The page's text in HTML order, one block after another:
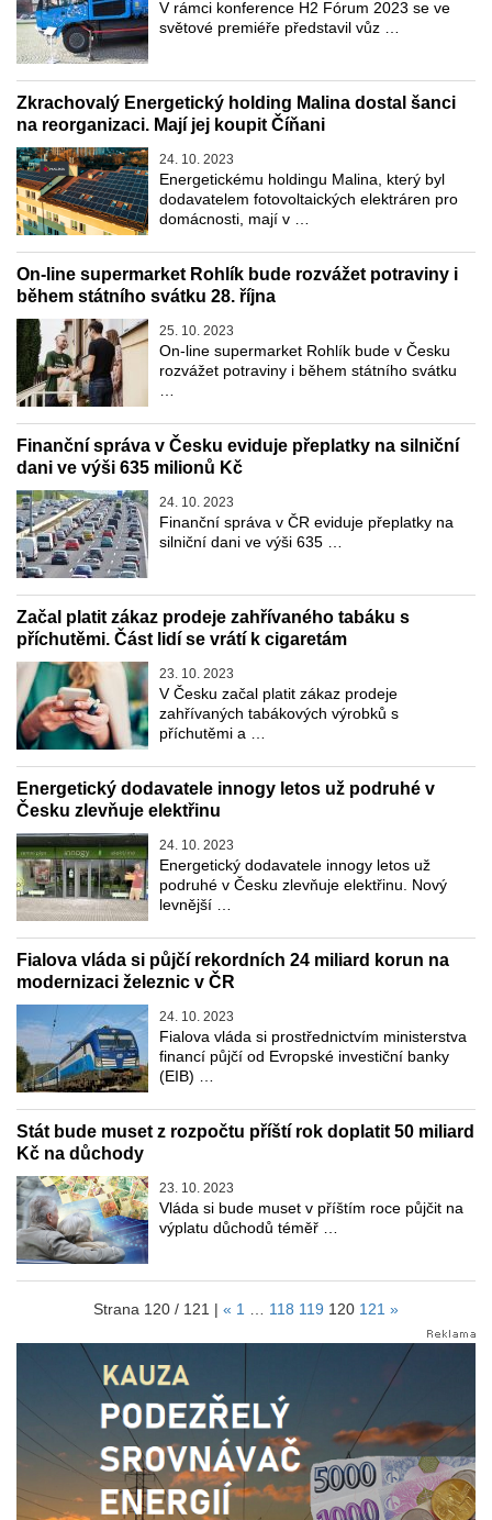
V rámci konference H2 Fórum 2023 se ve
světové premiéře představil vůz …
Zkrachovalý Energetický holding Malina dostal šanci
na reorganizaci. Mají jej koupit Číňani
24. 10. 2023
Energetickému holdingu Malina, který byl
dodavatelem fotovoltaických elektráren pro
domácnosti, mají v …
On-line supermarket Rohlík bude rozvážet potraviny i
během státního svátku 28. října
25. 10. 2023
On-line supermarket Rohlík bude v Česku
rozvážet potraviny i během státního svátku
Finanční správa v Česku eviduje přeplatky na silniční
dani ve výši 635 milionů Kč
24. 10. 2023
Finanční správa v ČR eviduje přeplatky na
silniční dani ve výši 635 …
Začal platit zákaz prodeje zahřívaného tabáku s
příchutěmi. Část lidí se vrátí k cigaretám
23. 10. 2023
V Česku začal platit zákaz prodeje
zahřívaných tabákových výrobků s
příchutěmi a …
Energetický dodavatele innogy letos už podruhé v
Česku zlevňuje elektřinu
24. 10. 2023
Energetický dodavatele innogy letos už
podruhé v Česku zlevňuje elektřinu. Nový
levnější …
Fialova vláda si půjčí rekordních 24 miliard korun na
modernizaci železnic v ČR
24. 10. 2023
Fialova vláda si prostřednictvím ministerstva
financí půjčí od Evropské investiční banky
(EIB) …
Stát bude muset z rozpočtu příští rok doplatit 50 miliard
Kč na důchody
23. 10. 2023
Vláda si bude muset v příštím roce půjčit na
výplatu důchodů téměř …
Strana 120 / 121 | « 1 118 119 120 121 »